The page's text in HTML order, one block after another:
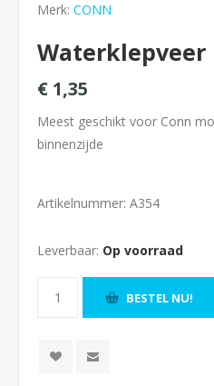
Merk: CONN
Waterklepveer
€ 1,35
Meest geschikt voor Conn
binnenzijde
Artikelnummer: A354
Leverbaar: Op voorraad
BESTEL NU!